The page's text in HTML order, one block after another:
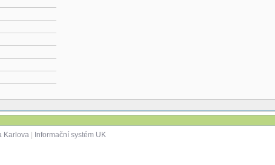
Karlova| Informační systém UK